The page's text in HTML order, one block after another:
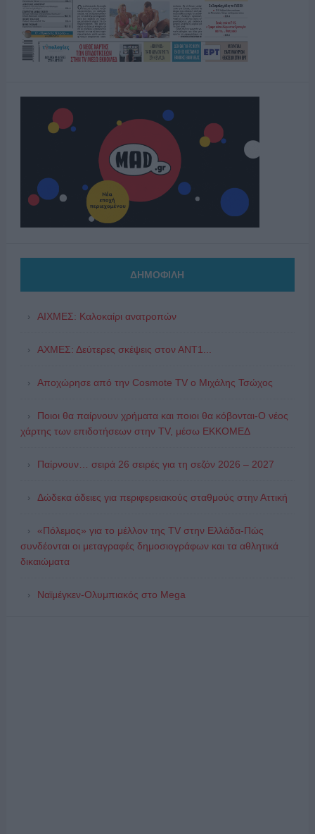
ΔΗΜΟΦΙΛΗ
ΑΙΧΜΕΣ: Καλοκαίρι ανατροπών
ΑΧΜΕΣ: Δεύτερες σκέψεις στον ΑΝΤ1...
Αποχώρησε από την Cosmote TV o Μιχάλης Τσώχος
Ποιοι θα παίρνουν χρήματα και ποιοι θα κόβονται-Ο νέος
χάρτης των επιδοτήσεων στην TV, μέσω ΕΚΚΟΜΕΔ
Παίρνουν… σειρά 26 σειρές για τη σεζόν 2026 – 2027
Δώδεκα άδειες για περιφερειακούς σταθμούς στην Αττική
«Πόλεμος» για το μέλλον της TV στην Ελλάδα-Πώς
συνδέονται οι μεταγραφές δημοσιογράφων και τα αθλητικά
δικαιώματα
Ναϊμέγκεν-Ολυμπιακός στο Mega